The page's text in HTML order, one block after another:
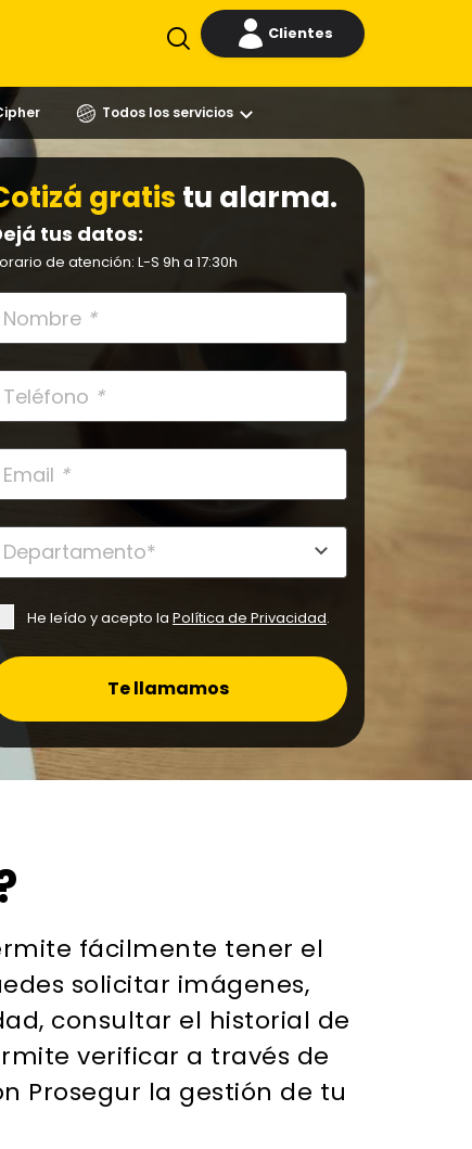
Clientes
Todos los servicios
gratis tu alarma.
tus datos:
de atención: L-S 9h a 17:30h
Nombre *
Teléfono *
Email *
He leído y acepto la Política de Privacidad.
Te llamamos
fácilmente tener el
solicitar imágenes,
consultar el historial de
verificar a través de
Prosegur la gestión de tu